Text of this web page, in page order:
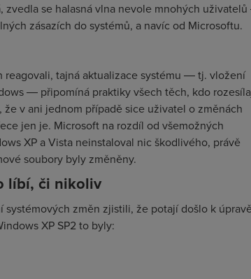
zvedla se halasná vlna nevole mnohých
zásazích do systémů, a navíc od Microsoftu.
tajná aktualizace systému ― tj. vložení
― připomíná praktiky všech těch, kdo
v ani jednom případě sice uživatel o změnách
jen je. Microsoft na rozdíl od všemožných
XP a Vista neinstaloval nic škodlivého, právě
soubory byly změněny.
líbí, či nikoliv
změn zjistili, že potají došlo k úpravě
XP SP2 to byly: